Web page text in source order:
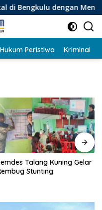
Meningkatkan
Hukum Peristiwa Kriminal
Talang Kuning Gelar
Stunting